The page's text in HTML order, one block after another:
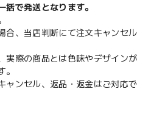
括で発送となります。
合、当店判断にて注文キャンセル
実際の商品とは色味やデザインが
。
ャンセル、返品・返金はご対応で